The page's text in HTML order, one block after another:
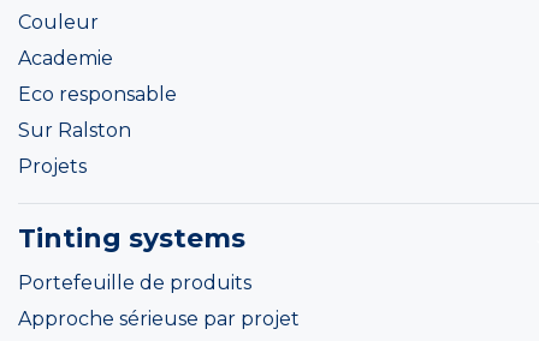
Couleur
Academie
Eco responsable
Sur Ralston
Projets
Tinting systems
Portefeuille de produits
Approche sérieuse par projet